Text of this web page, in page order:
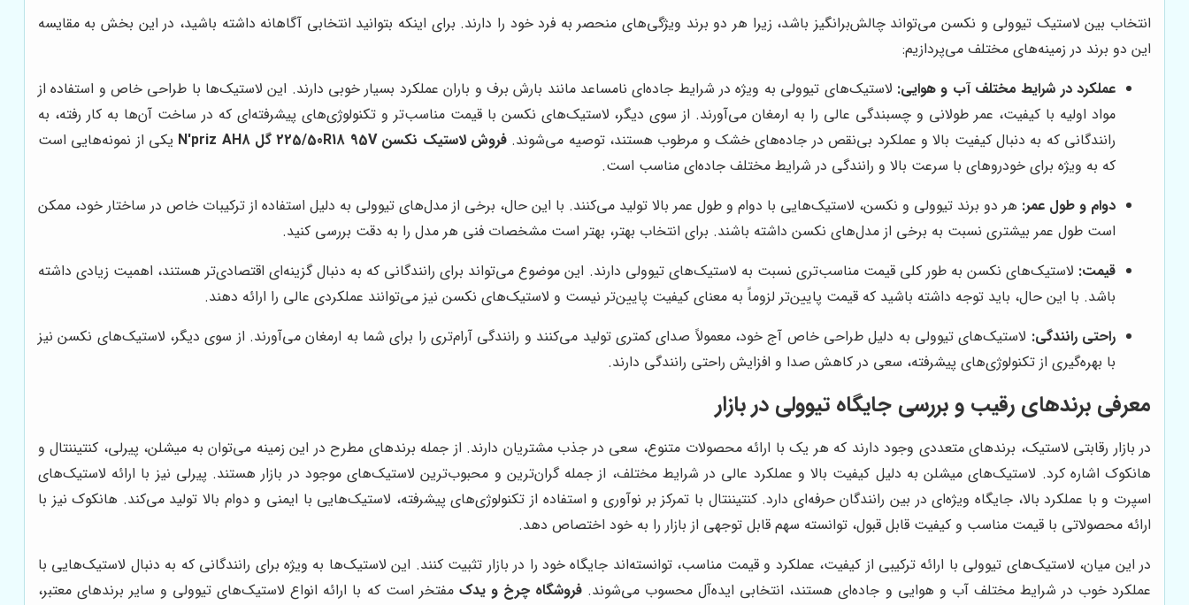
انتخاب بین لاستیک تیوولی و نکسن می‌تواند چالش‌برانگیز باشد، زیرا هر دو برند ویژگی‌های منحصر به فرد خود را دارند. برای اینکه بتوانید انتخابی آگاهانه داشته باشید، در این بخش به مقایسه
این دو برند در زمینه‌های مختلف می‌پردازیم:
عملکرد در شرایط مختلف آب و هوایی: لاستیک‌های تیوولی به ویژه در شرایط جاده‌ای نامساعد مانند بارش برف و باران عملکرد بسیار خوبی دارند. این لاستیک‌ها با طراحی خاص و استفاده از
مواد اولیه با کیفیت، عمر طولانی و چسبندگی عالی را به ارمغان می‌آورند. از سوی دیگر، لاستیک‌های نکسن با قیمت مناسب‌تر و تکنولوژی‌های پیشرفته‌ای که در ساخت آن‌ها به کار رفته، به
رانندگانی که به دنبال کیفیت بالا و عملکرد بی‌نقص در جاده‌های خشک و مرطوب هستند، توصیه می‌شوند.فروش لاستیک نکسن 225/50R18 95V گل N'priz AH8
یکی از نمونه‌هایی است
که به ویژه برای خودروهای با سرعت بالا و رانندگی در شرایط مختلف جاده‌ای مناسب است.
دوام و طول عمر: هر دو برند تیوولی و نکسن، لاستیک‌هایی با دوام و طول عمر بالا تولید می‌کنند. با این حال، برخی از مدل‌های تیوولی به دلیل استفاده از ترکیبات خاص در ساختار خود، ممکن
است طول عمر بیشتری نسبت به برخی از مدل‌های نکسن داشته باشند. برای انتخاب بهتر، بهتر است مشخصات فنی هر مدل را به دقت بررسی کنید.
قیمت: لاستیک‌های نکسن به طور کلی قیمت مناسب‌تری نسبت به لاستیک‌های تیوولی دارند. این موضوع می‌تواند برای رانندگانی که به دنبال گزینه‌ای اقتصادی‌تر هستند، اهمیت زیادی داشته
باشد. با این حال، باید توجه داشته باشید که قیمت پایین‌تر لزوماً به معنای کیفیت پایین‌تر نیست و لاستیک‌های نکسن نیز می‌توانند عملکردی عالی را ارائه دهند.
راحتی رانندگی: لاستیک‌های تیوولی به دلیل طراحی خاص آج خود، معمولاً صدای کمتری تولید می‌کنند و رانندگی آرام‌تری را برای شما به ارمغان می‌آورند. از سوی دیگر، لاستیک‌های نکسن نیز
با بهره‌گیری از تکنولوژی‌های پیشرفته، سعی در کاهش صدا و افزایش راحتی رانندگی دارند.
معرفی برندهای رقیب و بررسی جایگاه تیوولی در بازار
در بازار رقابتی لاستیک، برندهای متعددی وجود دارند که هر یک با ارائه محصولات متنوع، سعی در جذب مشتریان دارند. از جمله برندهای مطرح در این زمینه می‌توان به میشلن، پیرلی، کنتیننتال و
هانکوک اشاره کرد. لاستیک‌های میشلن به دلیل کیفیت بالا و عملکرد عالی در شرایط مختلف، از جمله گران‌ترین و محبوب‌ترین لاستیک‌های موجود در بازار هستند. پیرلی نیز با ارائه لاستیک‌های
اسپرت و با عملکرد بالا، جایگاه ویژه‌ای در بین رانندگان حرفه‌ای دارد. کنتیننتال با تمرکز بر نوآوری و استفاده از تکنولوژی‌های پیشرفته، لاستیک‌هایی با ایمنی و دوام بالا تولید می‌کند. هانکوک نیز با
ارائه محصولاتی با قیمت مناسب و کیفیت قابل قبول، توانسته سهم قابل توجهی از بازار را به خود اختصاص دهد.
در این میان، لاستیک‌های تیوولی با ارائه ترکیبی از کیفیت، عملکرد و قیمت مناسب، توانسته‌اند جایگاه خود را در بازار تثبیت کنند. این لاستیک‌ها به ویژه برای رانندگانی که به دنبال لاستیک‌هایی با
عملکرد خوب در شرایط مختلف آب و هوایی و جاده‌ای هستند، انتخابی ایده‌آل محسوب می‌شوند. فروشگاه چرخ و یدک مفتخر است که با ارائه انواع لاستیک‌های تیوولی و سایر برندهای معتبر،